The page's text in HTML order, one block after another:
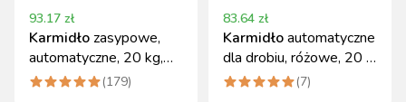
93.17 zł
Karmidłozasypowe,
automatyczne, 20 kg,
czarno - żółte
(179)
83.64 zł
Karmidłoautomatyczne
dla drobiu, różowe, 20 l,
15 kg, Novital
(7)